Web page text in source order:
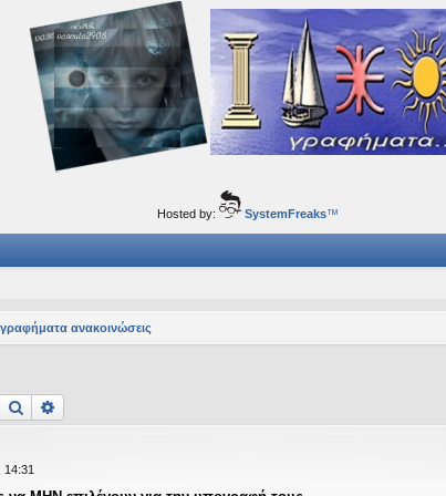
ταξίδια του νού...
Hosted by: SystemFreaks™
ανακοινώσεις
Αναζήτηση